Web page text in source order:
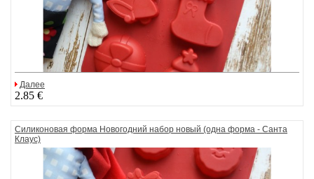
Далее
2.85 €
Силиконовая форма Новогодний набор новый (одна форма - Санта
Клаус)